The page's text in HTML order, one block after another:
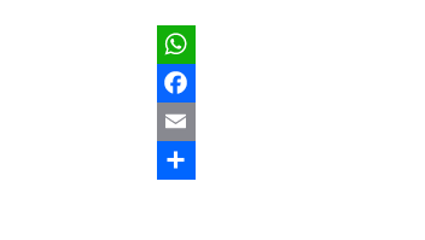
WhatsApp
Facebook
Email